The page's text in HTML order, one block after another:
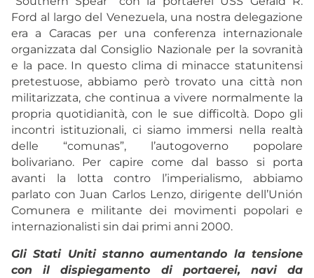
Ford al largo del Venezuela, una nostra delegazione
era a Caracas per una conferenza internazionale
organizzata dal Consiglio Nazionale per la sovranità
e la pace. In questo clima di minacce statunitensi
pretestuose, abbiamo però trovato una città non
militarizzata, che continua a vivere normalmente la
propria quotidianità, con le sue difficoltà. Dopo gli
incontri istituzionali, ci siamo immersi nella realtà
delle “comunas”, l’autogoverno popolare
bolivariano. Per capire come dal basso si porta
avanti la lotta contro l’imperialismo, abbiamo
parlato con Juan Carlos Lenzo, dirigente dell’Unión
Comunera e militante dei movimenti popolari e
internazionalisti sin dai primi anni 2000.
Gli Stati Uniti stanno aumentando la tensione
con il dispiegamento di portaerei, navi da